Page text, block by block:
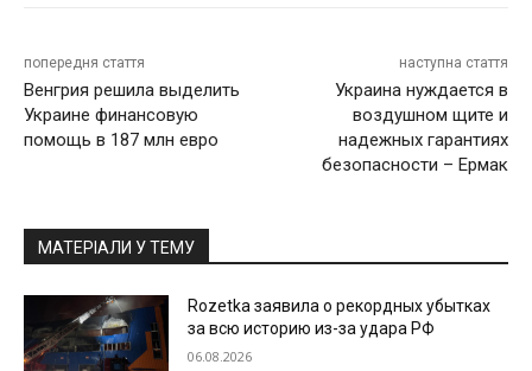
попередня стаття
Венгрия решила выделить
Украине финансовую
помощь в 187 млн евро
наступна стаття
Украина нуждается в
воздушном щите и
надежных гарантиях
безопасности – Ермак
МАТЕРІАЛИ У ТЕМУ
Rozetka заявила о рекордных убытках
за всю историю из-за удара РФ
06.08.2026